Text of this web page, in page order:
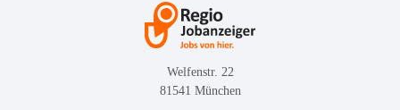
Welfenstr. 22
81541 München